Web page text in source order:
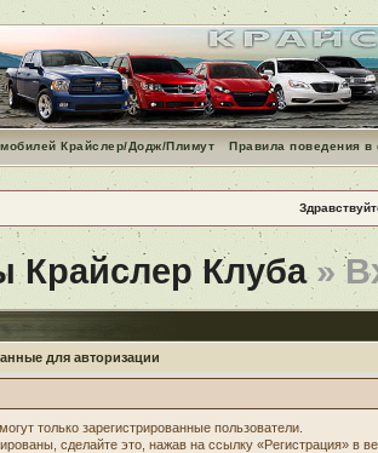
Крайслер/Додж/Плимут Правила поведения
Крайслер Клуба»
для авторизации
только зарегистрированные пользователи.
сделайте это, нажав на ссылку «Регистрация» в